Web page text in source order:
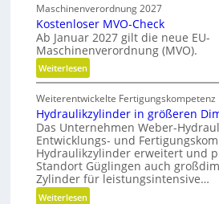
p
-
S
i
u
l
a
t
i
o
n
a
c
h
h
l
t
i
g
e
W
e
b
r
i
d
e
G
r
e
i
f
e
r
Maschinenverordnung 2027
Kostenloser MVO-Check
Ab Januar 2027 gilt die neue EU-
Maschinenverordnung (MVO).
Weiterlesen:
K
o
s
t
e
n
l
o
Weiterentwickelte Fertigungskompetenz
Hydraulikzylinder in größeren
Das Unternehmen Weber-
Entwicklungs- und
Hydraulikzylinder erweitert und
Standort Güglingen auch
Zylinder für leistungsintensive…
Weiterlesen: